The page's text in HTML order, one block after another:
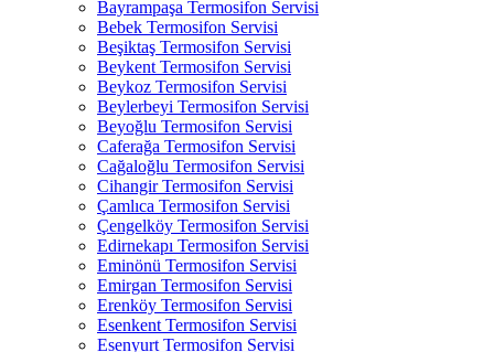
Bayrampaşa Termosifon Servisi
Bebek Termosifon Servisi
Beşiktaş Termosifon Servisi
Beykent Termosifon Servisi
Beykoz Termosifon Servisi
Beylerbeyi Termosifon Servisi
Beyoğlu Termosifon Servisi
Caferağa Termosifon Servisi
Cağaloğlu Termosifon Servisi
Cihangir Termosifon Servisi
Çamlıca Termosifon Servisi
Çengelköy Termosifon Servisi
Edirnekapı Termosifon Servisi
Eminönü Termosifon Servisi
Emirgan Termosifon Servisi
Erenköy Termosifon Servisi
Esenkent Termosifon Servisi
Esenyurt Termosifon Servisi